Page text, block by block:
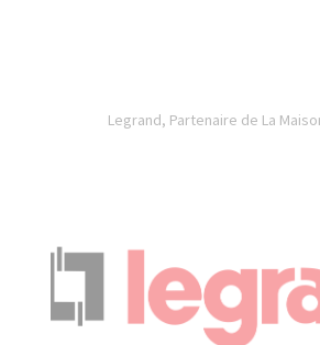
Legrand, Partenaire de La